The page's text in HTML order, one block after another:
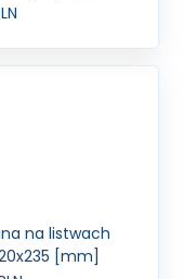
na listwach
[mm]